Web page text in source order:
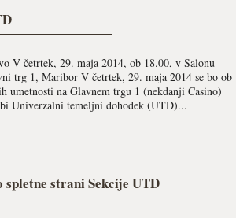
V četrtek, 29. maja 2014, ob 18.00, v Salonu
trg 1, Maribor V četrtek, 29. maja 2014 se bo ob
umetnosti na Glavnem trgu 1 (nekdanji Casino)
Univerzalni temeljni dohodek (UTD)...
spletne strani Sekcije UTD